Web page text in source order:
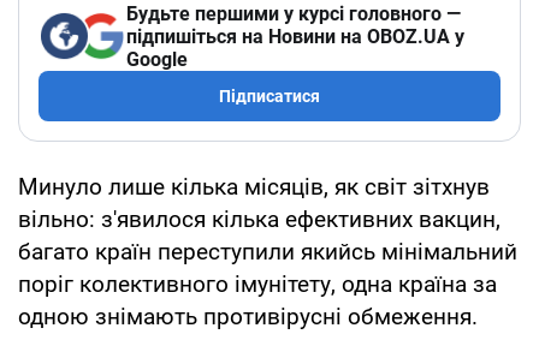
Будьте першими у курсі головного —
підпишіться на Новини на OBOZ.UA у
Google
Підписатися
Минуло лише кілька місяців, як світ зітхнув
вільно: з'явилося кілька ефективних вакцин,
багато країн переступили якийсь мінімальний
поріг колективного імунітету, одна країна за
одною знімають противірусні обмеження.